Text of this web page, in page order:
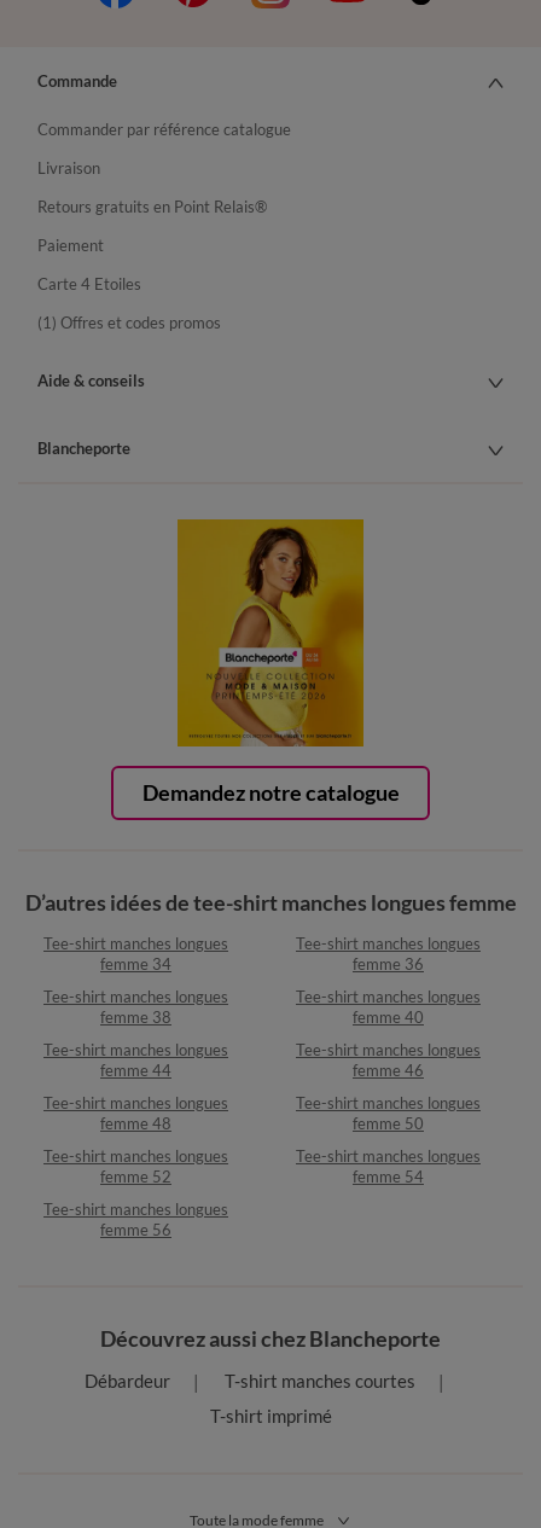
Demandez notre catalogue
Commande
Commander par référence catalogue
Livraison
Retours gratuits en Point Relais®
Paiement
Carte 4 Etoiles
(1) Offres et codes promos
Aide & conseils
Blancheporte
D’autres idées de tee-shirt manches longues femme
Tee-shirt manches longues
femme 34
Tee-shirt manches longues
femme 36
Tee-shirt manches longues
femme 38
Tee-shirt manches longues
femme 40
Tee-shirt manches longues
femme 44
Tee-shirt manches longues
femme 46
Tee-shirt manches longues
femme 48
Tee-shirt manches longues
femme 50
Tee-shirt manches longues
femme 52
Tee-shirt manches longues
femme 54
Tee-shirt manches longues
femme 56
Découvrez aussi chez Blancheporte
Débardeur
T-shirt manches courtes
T-shirt imprimé
Toute la mode femme